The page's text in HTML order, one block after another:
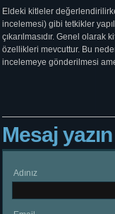
Eldeki kitleler
incelemesi) gibi tetkikler
çıkarılmasıdır. Genel olarak
özellikleri mevcuttur. Bu
incelemeye gönderilmesi
Mesaj yazın
Adınız